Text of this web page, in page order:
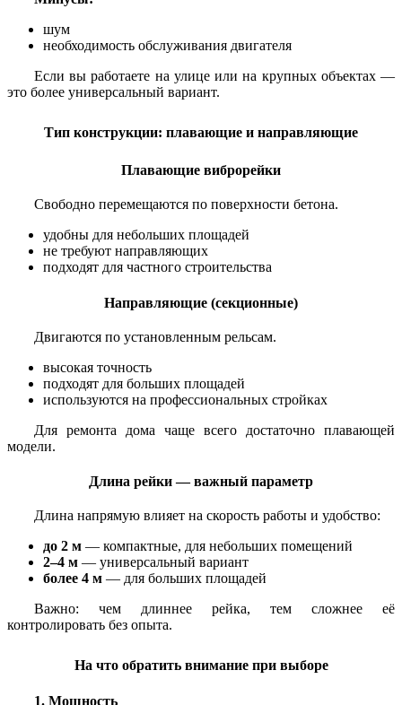
шум
необходимость обслуживания двигателя
Если вы работаете на улице или на крупных объектах —
это более универсальный вариант.
Тип конструкции: плавающие и направляющие
Плавающие виброрейки
Свободно перемещаются по поверхности бетона.
удобны для небольших площадей
не требуют направляющих
подходят для частного строительства
Направляющие (секционные)
Двигаются по установленным рельсам.
высокая точность
подходят для больших площадей
используются на профессиональных стройках
Для ремонта дома чаще всего достаточно плавающей
модели.
Длина рейки — важный параметр
Длина напрямую влияет на скорость работы и удобство:
до 2 м — компактные, для небольших помещений
2–4 м — универсальный вариант
более 4 м — для больших площадей
Важно: чем длиннее рейка, тем сложнее её
контролировать без опыта.
На что обратить внимание при выборе
1. Мощность